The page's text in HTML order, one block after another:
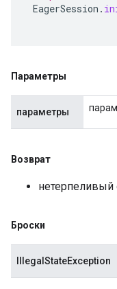
EagerSession .
Параметры
параметры
Возврат
Броски
IllegalStateException